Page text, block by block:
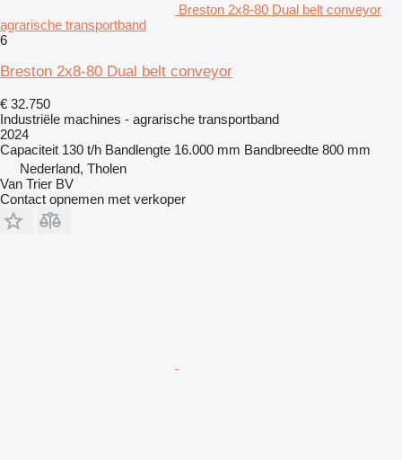
Breston 2x8-80 Dual belt conveyor
agrarische transportband
6
Breston 2x8-80 Dual belt conveyor
€ 32.750
Industriële machines - agrarische transportband
2024
Capaciteit 130 t/h Bandlengte 16.000 mm Bandbreedte 800 mm
Nederland, Tholen
Van Trier BV
Contact opnemen met verkoper